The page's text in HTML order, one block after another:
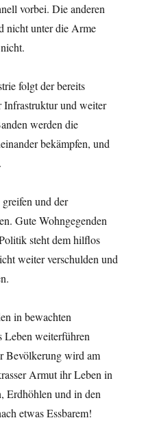
vorbei. Die anderen
nicht unter die Arme
folgt der bereits
Infrastruktur und weiter
werden die
bekämpfen, und
und der
Gute Wohngegenden
steht dem hilflos
weiter verschulden und
in bewachten
Leben weiterführen
Bevölkerung wird am
Armut ihr Leben in
Erdhöhlen und in den
etwas Essbarem!